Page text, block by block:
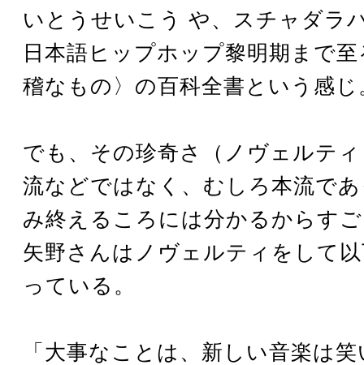
いとうせいこう や、スチャダラ
日本語ヒップホップ黎明期まで
稽なもの〉の百科全書という感じ
でも、その珍奇さ（ノヴェルテ
流などではなく、むしろ本流で
み終えるころには分かるからす
矢野さんはノヴェルティをして
っている。
「大事なことは、新しい音楽は